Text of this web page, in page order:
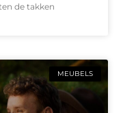
de takken
MEUBELS